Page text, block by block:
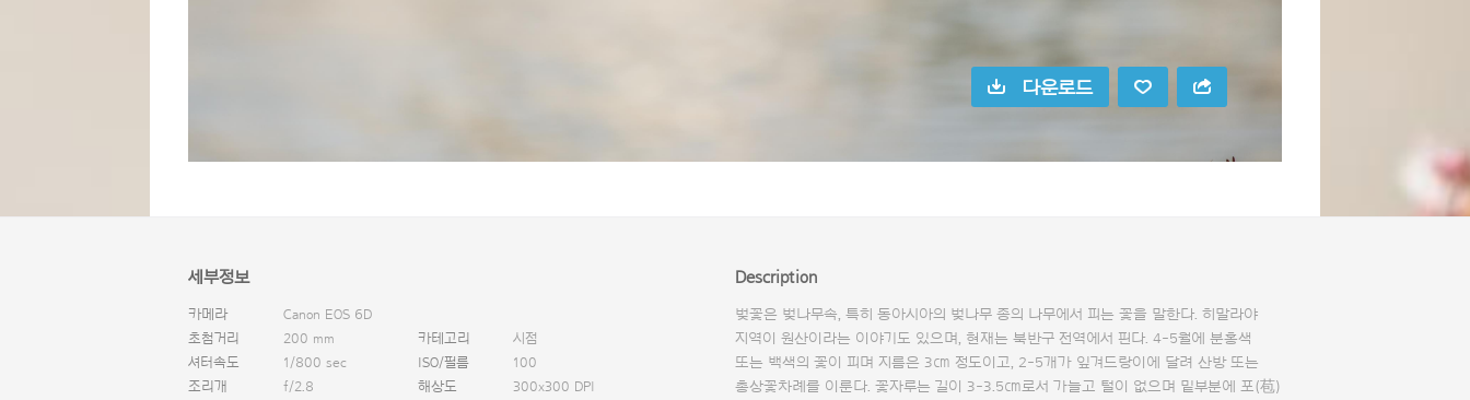
다운로드
세부정보
카메라
Canon EOS 6D
초첨거리
200 mm 카테고리
시점
셔터속도
1/800 sec ISO/필름
100
조리개
f/2.8 해상도
300x300 DPI
Description
벚꽃은 벚나무속, 특히 동아시아의 벚나무 종의 나무에서 피는 꽃을 말한다. 히말라야
지역이 원산이라는 이야기도 있으며, 현재는 북반구 전역에서 핀다. 4-5월에 분홍색
또는 백색의 꽃이 피며 지름은 3㎝ 정도이고, 2-5개가 잎겨드랑이에 달려 산방 또는
총상꽃차례를 이룬다. 꽃자루는 길이 3-3.5㎝로서 가늘고 털이 없으며 밑부분에 포(苞)